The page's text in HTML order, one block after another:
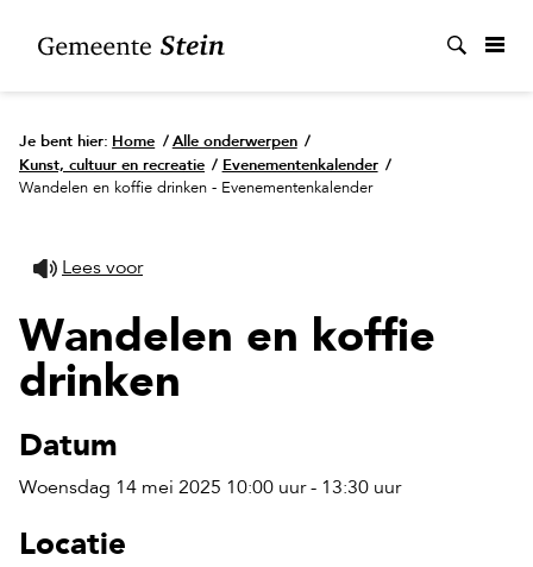
Je bent hier: Home / Alle onderwerpen /
Kunst, cultuur en recreatie / Evenementenkalender /
Wandelen en koffie drinken - Evenementenkalender
Lees voor
Wandelen en koffie
drinken
Datum
Woensdag 14 mei 2025 10:00 uur - 13:30 uur
Locatie